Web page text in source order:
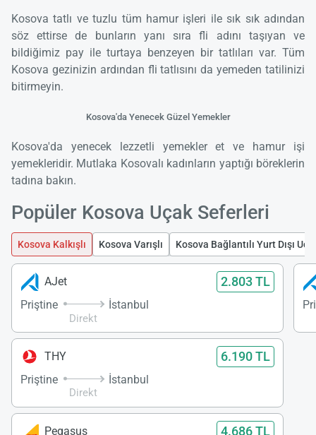
Kosova tatlı ve tuzlu tüm hamur işleri ile sık sık adından
söz ettirse de bunların yanı sıra fli adını taşıyan ve
bildiğimiz pay ile turtaya benzeyen bir tatlıları var. Tüm
Kosova gezinizin ardından fli tatlısını da yemeden tatilinizi
bitirmeyin.
Kosova'da Yenecek Güzel Yemekler
Kosova'da yenecek lezzetli yemekler et ve hamur işi
yemekleridir. Mutlaka Kosovalı kadınların yaptığı böreklerin
tadına bakın.
Popüler Kosova Uçak Seferleri
Kosova Kalkışlı Kosova Varışlı Kosova Bağlantılı Yurt Dışı
AJet 2.803 TL
Priştine
Direkt
İstanbul
THY 6.190 TL
Priştine
Direkt
İstanbul
Pegasus 4.686 TL